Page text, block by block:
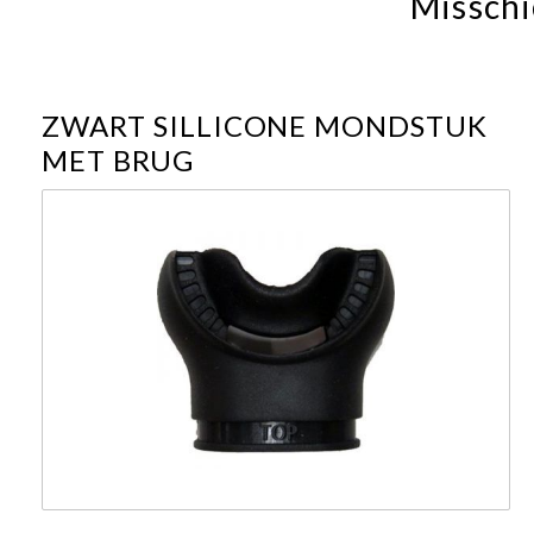
ZWART SILLICONE MONDSTUK
MET BRUG